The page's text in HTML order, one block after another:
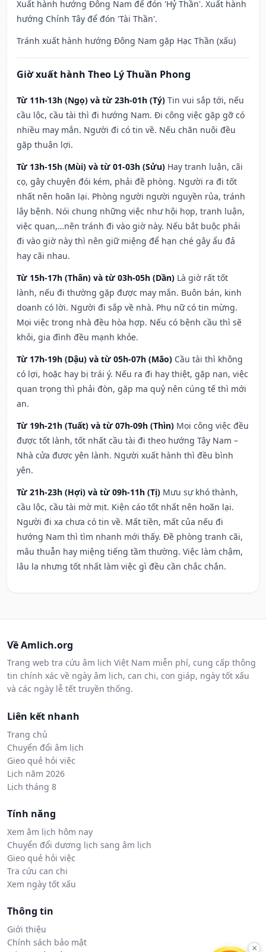
Xuất hành hướng Đông Nam để đón 'Hỷ Thần'. Xuất hành
hướng Chính Tây để đón 'Tài Thần'.
Tránh xuất hành hướng Đông Nam gặp Hạc Thần (xấu)
Giờ xuất hành Theo Lý Thuần Phong
Từ 11h-13h (Ngọ) và từ 23h-01h (Tý) Tin vui sắp tới, nếu
cầu lộc, cầu tài thì đi hướng Nam. Đi công việc gặp gỡ có
nhiều may mắn. Người đi có tin về. Nếu chăn nuôi đều
gặp thuận lợi.
Từ 13h-15h (Mùi) và từ 01-03h (Sửu) Hay tranh luận, cãi
cọ, gây chuyện đói kém, phải đề phòng. Người ra đi tốt
nhất nên hoãn lại. Phòng người người nguyền rủa, tránh
lây bệnh. Nói chung những việc như hội họp, tranh luận,
việc quan,…nên tránh đi vào giờ này. Nếu bắt buộc phải
đi vào giờ này thì nên giữ miệng để hạn ché gây ẩu đả
hay cãi nhau.
Từ 15h-17h (Thân) và từ 03h-05h (Dần) Là giờ rất tốt
lành, nếu đi thường gặp được may mắn. Buôn bán, kinh
doanh có lời. Người đi sắp về nhà. Phụ nữ có tin mừng.
Mọi việc trong nhà đều hòa hợp. Nếu có bệnh cầu thì sẽ
khỏi, gia đình đều mạnh khỏe.
Từ 17h-19h (Dậu) và từ 05h-07h (Mão) Cầu tài thì không
có lợi, hoặc hay bị trái ý. Nếu ra đi hay thiệt, gặp nạn, việc
quan trọng thì phải đòn, gặp ma quỷ nên cúng tế thì mới
an.
Từ 19h-21h (Tuất) và từ 07h-09h (Thìn) Mọi công việc đều
được tốt lành, tốt nhất cầu tài đi theo hướng Tây Nam –
Nhà cửa được yên lành. Người xuất hành thì đều bình
yên.
Từ 21h-23h (Hợi) và từ 09h-11h (Tị) Mưu sự khó thành,
cầu lộc, cầu tài mờ mịt. Kiện cáo tốt nhất nên hoãn lại.
Người đi xa chưa có tin về. Mất tiền, mất của nếu đi
hướng Nam thì tìm nhanh mới thấy. Đề phòng tranh cãi,
mâu thuẫn hay miệng tiếng tầm thường. Việc làm chậm,
lâu la nhưng tốt nhất làm việc gì đều cần chắc chắn.
Về Amlich.org
Trang web tra cứu âm lịch Việt Nam miễn phí, cung cấp thông
tin chính xác về ngày âm lịch, can chi, con giáp, ngày tốt xấu
và các ngày lễ tết truyền thống.
Liên kết nhanh
Trang chủ
Chuyển đổi âm lịch
Gieo quẻ hỏi việc
Lịch năm 2026
Lịch tháng 8
Tính năng
Xem âm lịch hôm nay
Chuyển đổi dương lịch sang âm lịch
Gieo quẻ hỏi việc
Tra cứu can chi
Xem ngày tốt xấu
Thông tin
Giới thiệu
Chính sách bảo mật
×